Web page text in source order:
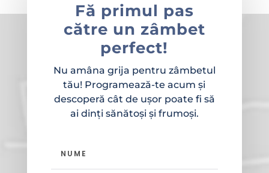
Fă primul pas
către un zâmbet
perfect!
Nu amâna grija pentru zâmbetul
tău! Programează-te acum și
descoperă cât de ușor poate fi să
ai dinți sănătoși și frumoși.